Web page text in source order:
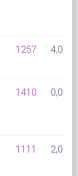
1257 4,0
1410 0,0
1111 2,0